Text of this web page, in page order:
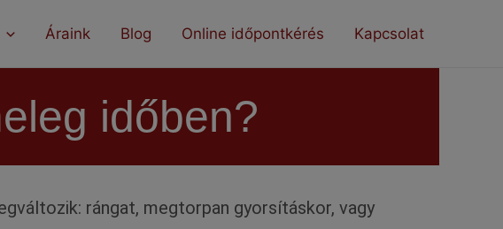
Áraink Blog Online időpontkérés Kapcsolat
időben?
rángat, megtorpan gyorsításkor, vagy